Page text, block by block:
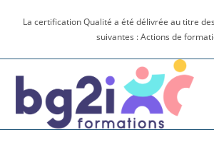
La certification Qualité a été délivrée au titre
suivantes : Actions de